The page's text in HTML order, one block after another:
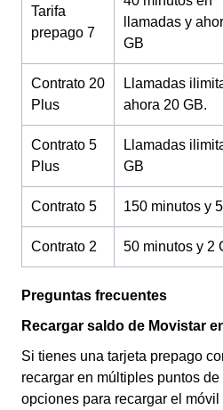
Tarifa
prepago 7
llamadas y
GB
Contrato 20
Plus
Llamadas
ahora 20 GB.
Contrato 5
Plus
Llamadas
GB
Contrato 5 150 minutos y
Contrato 2 50 minutos y 2
Preguntas frecuentes
Recargar saldo de Movistar
Si tienes una tarjeta prepago
recargar en múltiples puntos
opciones para recargar el móvil